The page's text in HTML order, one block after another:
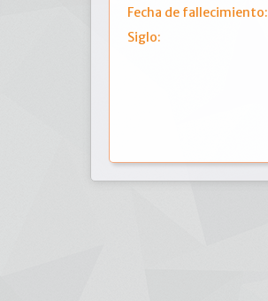
Fecha de fallecimiento:
Siglo: